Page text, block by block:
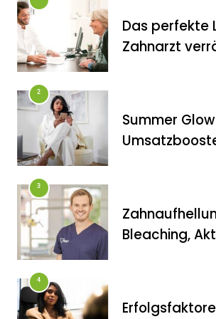
Das perfekte
Zahnarzt
2
Summer
3
Bleaching,
4
FITNESS
Die perfekten Liegestütze
FITNESS